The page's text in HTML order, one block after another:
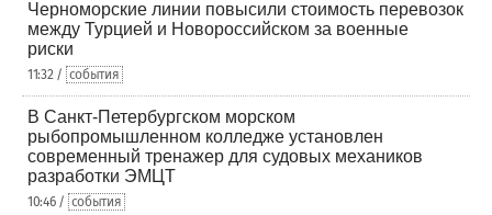
Черноморские линии повысили стоимость перевозок
между Турцией и Новороссийском за военные
риски
11:32 / события
В Санкт-Петербургском морском
рыбопромышленном колледже установлен
современный тренажер для судовых механиков
разработки ЭМЦТ
10:46 / события